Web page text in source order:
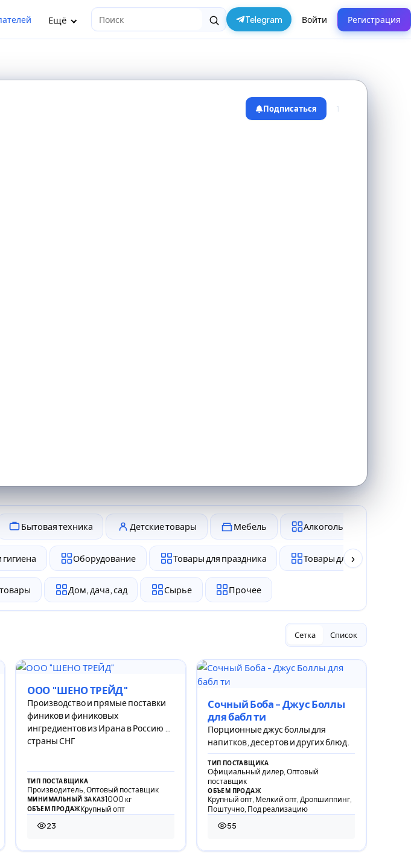
Ещё Поиск Telegram Войти Регистрация
Подписаться 1
Бытовая техника Детские товары Мебель Алкоголь и табак
Оборудование Товары для праздника Товары для животных
Дом, дача, сад Сырье Прочее
›
Сетка Список
ООО "ШЕНО ТРЕЙД"
Производство и прямые поставки
фиников и финиковых
ингредиентов из Ирана в Россию и
страны СНГ
ТИП ПОСТАВЩИКА
Производитель, Оптовый поставщик
МИНИМАЛЬНЫЙ ЗАКАЗ1000 кг
ОБЪЕМ ПРОДАЖКрупный опт
23
23 просмотра
Сочный Боба - Джус Боллы
для бабл ти
Порционные джус боллы для
напитков, десертов и других блюд.
ТИП ПОСТАВЩИКА
Официальный дилер, Оптовый
поставщик
ОБЪЕМ ПРОДАЖ
Крупный опт, Мелкий опт, Дропшиппинг,
Поштучно, Под реализацию
55
55 просмотров